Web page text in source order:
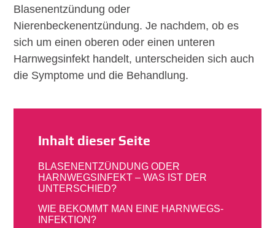
Blasenentzündung oder
Nierenbeckenentzündung. Je nachdem, ob es
sich um einen oberen oder einen unteren
Harnwegsinfekt handelt, unterscheiden sich auch
die Symptome und die Behandlung.
Inhalt dieser Seite
BLASENENT­ZÜNDUNG ODER
HARNWEGS­INFEKT – WAS IST DER
UNTERSCHIED?
WIE BEKOMMT MAN EINE HARNWEGS­
INFEKTION?